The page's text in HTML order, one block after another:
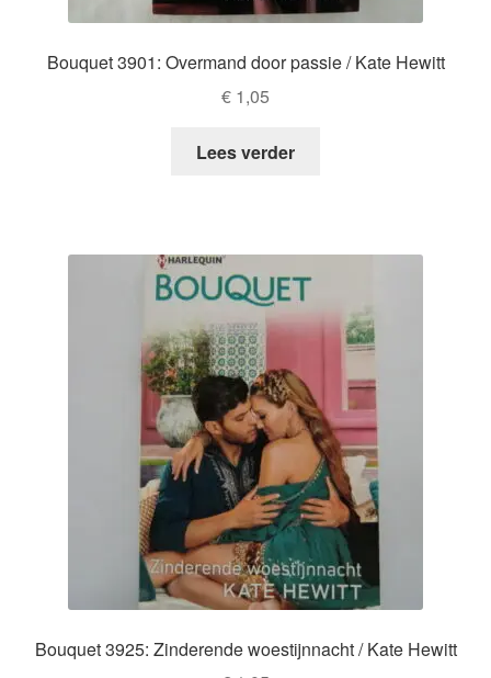
Bouquet 3901: Overmand door passie / Kate Hewitt
€ 1,05
Lees verder
Bouquet 3925: Zinderende woestijnnacht / Kate Hewitt